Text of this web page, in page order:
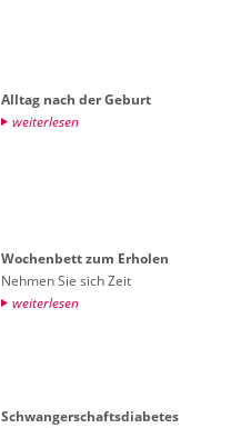
All­tag nach der Ge­burt
wei­ter­le­sen
Wo­chen­bett zum Er­ho­len
Neh­men Sie sich Zeit
wei­ter­le­sen
Schwan­ger­schafts­dia­be­tes